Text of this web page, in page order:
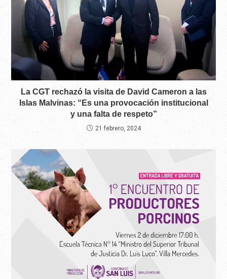
La CGT rechazó la visita de David Cameron a las
Islas Malvinas: “Es una provocación institucional
y una falta de respeto”
21 febrero, 2024